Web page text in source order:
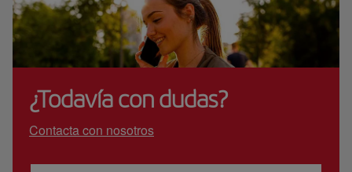
¿Todavía con dudas?
Contacta con nosotros